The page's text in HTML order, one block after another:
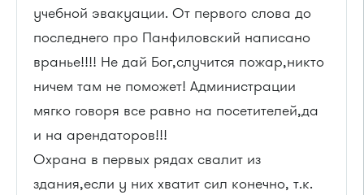
учебной эвакуации. От первого слова до
последнего про Панфиловский написано
вранье!!!! Не дай Бог,случится пожар,никто
ничем там не поможет! Администрации
мягко говоря все равно на посетителей,да
и на арендаторов!!!
Охрана в первых рядах свалит из
здания,если у них хватит сил конечно, т.к.